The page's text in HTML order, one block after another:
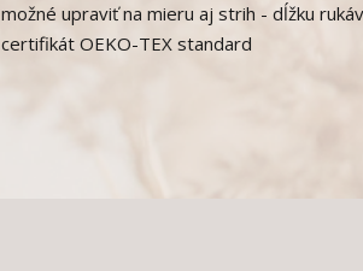
možné upraviť na mieru aj strih - dĺžku
certifikát OEKO-TEX standard